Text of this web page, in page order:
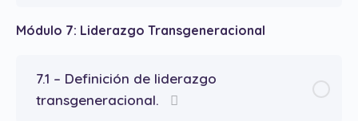
Módulo 7: Liderazgo Transgeneracional
7.1 – Definición de liderazgo
transgeneracional.